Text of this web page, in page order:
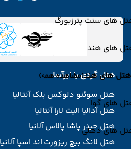
های سنت پترزبورگ
های هند
هتل های هند(مشاهده همه)
های گوا
های دهلی
هتل گردی با ابرآسا
هتل سوئنو دلوکس بلک آنتالیا
هتل آدالیا الیت لارا آنتالیا
هتل حیدر پاشا پالاس آلانیا
هتل لانگ بیچ ریزورت اند اسپا آلانیا